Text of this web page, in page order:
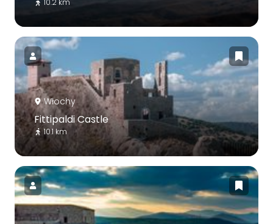
10.2 km
Włochy
Fittipaldi Castle
10.1 km